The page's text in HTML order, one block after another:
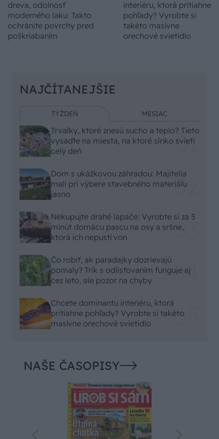
dreva, odolnosť
moderného laku: Takto
ochránite povrchy pred
poškriabaním
interiéru, ktorá pritiahne
pohľady? Vyrobte si
takéto masívne
orechové svietidlo
NAJČÍTANEJŠIE
TÝŽDEŇ MESIAC
Trvalky, ktoré znesú sucho a teplo? Tieto
vysaďte na miesta, na ktoré slnko svieti
celý deň
Dom s ukážkovou záhradou: Majitelia
mali pri výbere stavebného materiálu
jasno
Nekupujte drahé lapače: Vyrobte si za 5
minút domácu pascu na osy a sršne,
ktorá ich nepustí von
Čo robiť, ak paradajky dozrievajú
pomaly? Trik s odlisťovaním funguje aj
cez leto, ale pozor na chyby
Chcete dominantu interiéru, ktorá
pritiahne pohľady? Vyrobte si takéto
masívne orechové svietidlo
NAŠE ČASOPISY